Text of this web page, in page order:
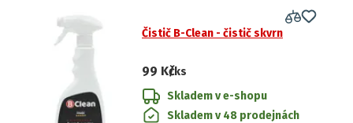
Čistič B-Clean - čistič skvrn
99 Kč/ks
Skladem v e-shopu
Skladem v 48 prodejnách